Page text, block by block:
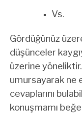
Vs.
Gördüğünüz
düşünceler
üzerine
umursayarak ne
cevaplarını
konuşmamı